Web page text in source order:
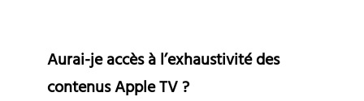
Aurai-je accès à l’exhaustivité des
contenus Apple TV ?